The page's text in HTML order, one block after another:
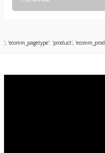
Bu ürüne ilk
', 'ecomm_pagetype': 'product',